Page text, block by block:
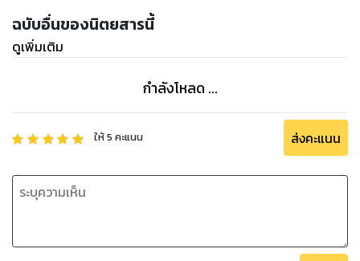
ฉบับอื่นของนิตยสารนี้
ดูเพิ่มเติม
กำลังโหลด ...
ให้5 คะแนน ส่งคะแนน